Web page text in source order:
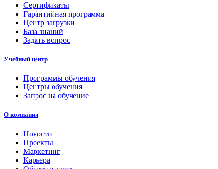
Сертификаты
Гарантийная программа
Центр загрузки
База знаний
Задать вопрос
Учебный центр
Программы обучения
Центры обучения
Запрос на обучение
О компании
Новости
Проекты
Маркетинг
Карьера